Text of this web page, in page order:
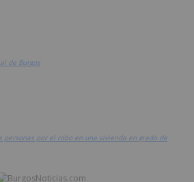
de Burgos
personas por el robo en una vivienda en grado de